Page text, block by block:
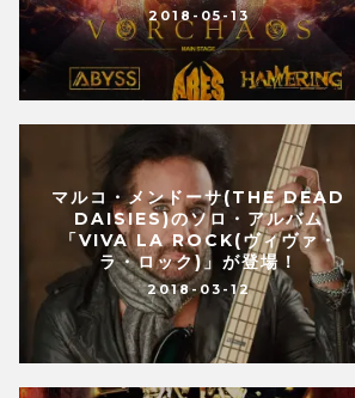
2018-05-13
マルコ・メンドーサ(THE DEAD
DAISIES)のソロ・アルバム
「VIVA LA ROCK(ヴィヴァ・
ラ・ロック)」が登場！
2018-03-12